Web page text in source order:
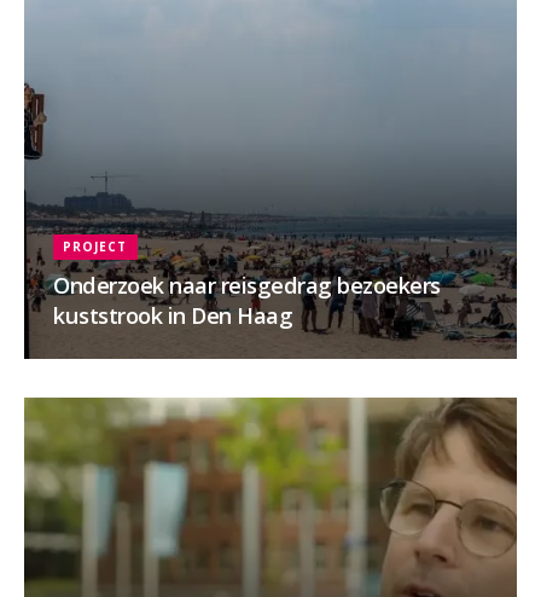
Onderzoek naar reisgedrag bezoekers
kuststrook in Den Haag
PROJECT